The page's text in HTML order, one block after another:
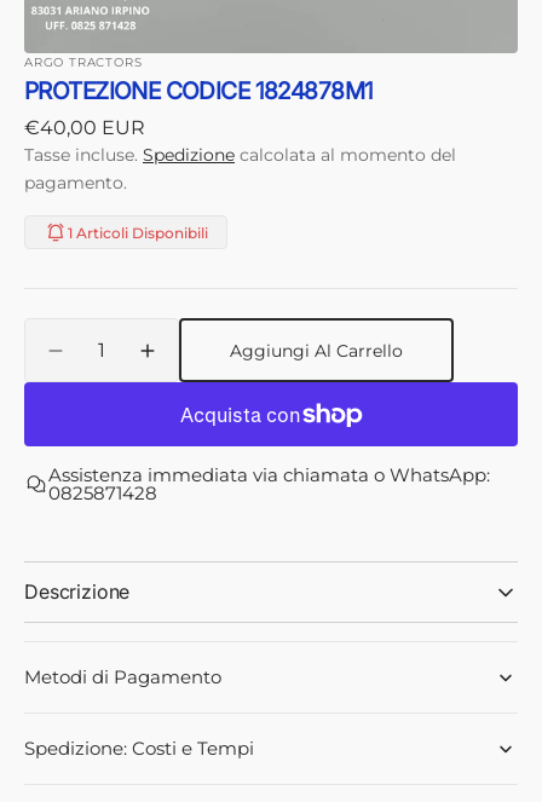
ARGO TRACTORS
PROTEZIONE CODICE 1824878M1
Prezzo
di
listino
€40,00 EUR
Tasse incluse. Spedizione calcolata al momento del
pagamento.
1 Articoli Disponibili
Diminuisci
quantità
CODICE
1824878M1
Aumenta
quantità
CODICE
1824878M1
Aggiungi Al Carrello
Assistenza immediata via chiamata o WhatsApp:
0825871428
Descrizione
Metodi di Pagamento
Spedizione: Costi e Tempi